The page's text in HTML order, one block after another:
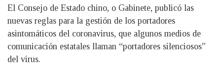
El Consejo de Estado chino, o Gabinete, publicó las
nuevas reglas para la gestión de los portadores
asintomáticos del coronavirus, que algunos medios de
comunicación estatales llaman “portadores silenciosos”
del virus.